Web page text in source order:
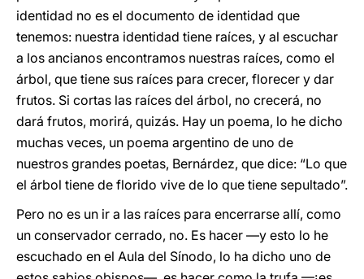
identidad no es el documento de identidad que
tenemos: nuestra identidad tiene raíces, y al escuchar
a los ancianos encontramos nuestras raíces, como el
árbol, que tiene sus raíces para crecer, florecer y dar
frutos. Si cortas las raíces del árbol, no crecerá, no
dará frutos, morirá, quizás. Hay un poema, lo he dicho
muchas veces, un poema argentino de uno de
nuestros grandes poetas, Bernárdez, que dice: “Lo que
el árbol tiene de florido vive de lo que tiene sepultado”.
Pero no es un ir a las raíces para encerrarse allí, como
un conservador cerrado, no. Es hacer —y esto lo he
escuchado en el Aula del Sínodo, lo ha dicho uno de